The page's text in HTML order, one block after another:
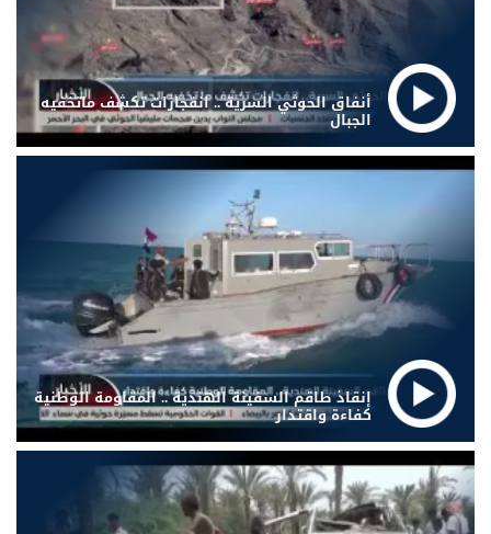
أنفاق الحوثي السرية .. انفجارات تكشف ماتخفيه
الجبال
إنقاذ طاقم السفينة الهندية .. المقاومة الوطنية
كفاءة واقتدار